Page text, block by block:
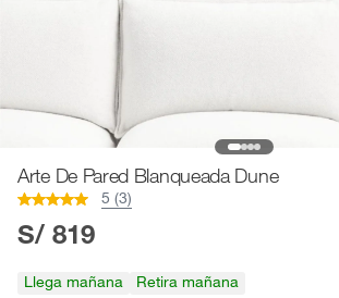
Arte De Pared Blanqueada Dune
5 (3)
S/ 819
Llega mañana Retira mañana